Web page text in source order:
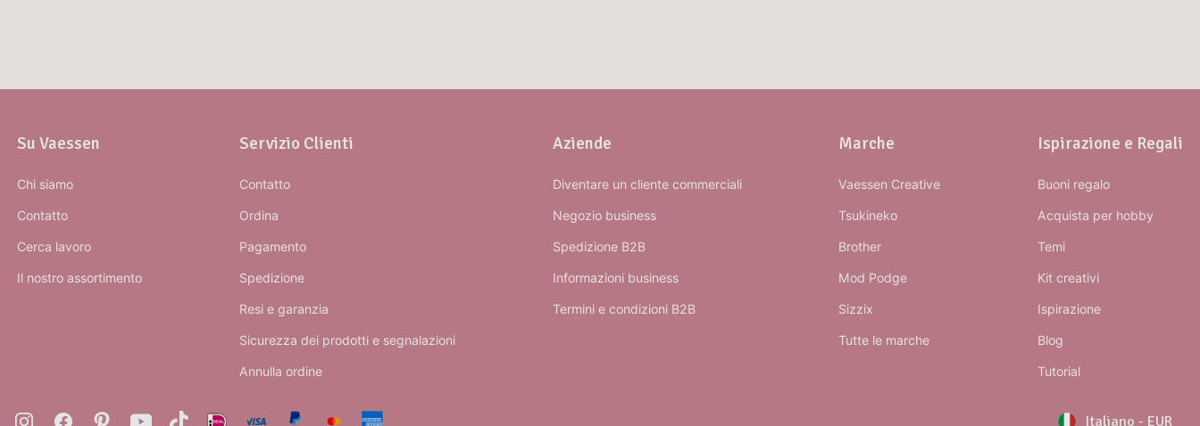
Su Vaessen
Chi siamo
Contatto
Cerca lavoro
Il nostro assortimento
Servizio Clienti
Contatto
Ordina
Pagamento
Spedizione
Resi e garanzia
Sicurezza dei prodotti e segnalazioni
Annulla ordine
Aziende
Diventare un cliente commerciali
Negozio business
Spedizione B2B
Informazioni business
Termini e condizioni B2B
Marche
Vaessen Creative
Tsukineko
Brother
Mod Podge
Sizzix
Tutte le marche
Ispirazione e Regali
Buoni regalo
Acquista per hobby
Temi
Kit creativi
Ispirazione
Blog
Tutorial
Italiano - EUR